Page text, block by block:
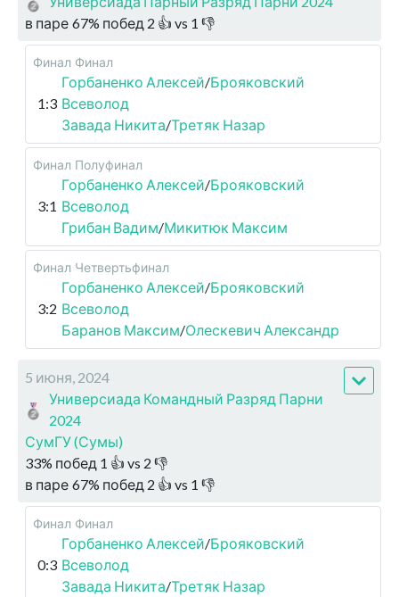
в паре 67% побед 2 👍 vs 1 👎
Финал Финал
1:3
Горбаненко Алексей/Брояковский
Всеволод
Завада Никита/Третяк Назар
Финал Полуфинал
3:1
Горбаненко Алексей/Брояковский
Всеволод
Грибан Вадим/Микитюк Максим
Финал Четвертьфинал
3:2
Горбаненко Алексей/Брояковский
Всеволод
Баранов Максим/Олескевич Александр
5 июня, 2024
Универсиада Командный Разряд Парни
2024
СумГУ (Сумы)
33% побед 1 👍 vs 2 👎
в паре 67% побед 2 👍 vs 1 👎
Финал Финал
0:3
Горбаненко Алексей/Брояковский
Всеволод
Завада Никита/Третяк Назар